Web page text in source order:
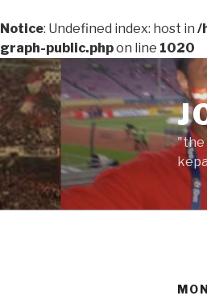
Notice: Undefined index: host in /
graph-public.phpon line 1020
Skip
to
content
"the